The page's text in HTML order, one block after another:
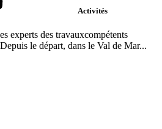
Activités
experts des travauxcompétents
le départ, dans le Val de Mar...